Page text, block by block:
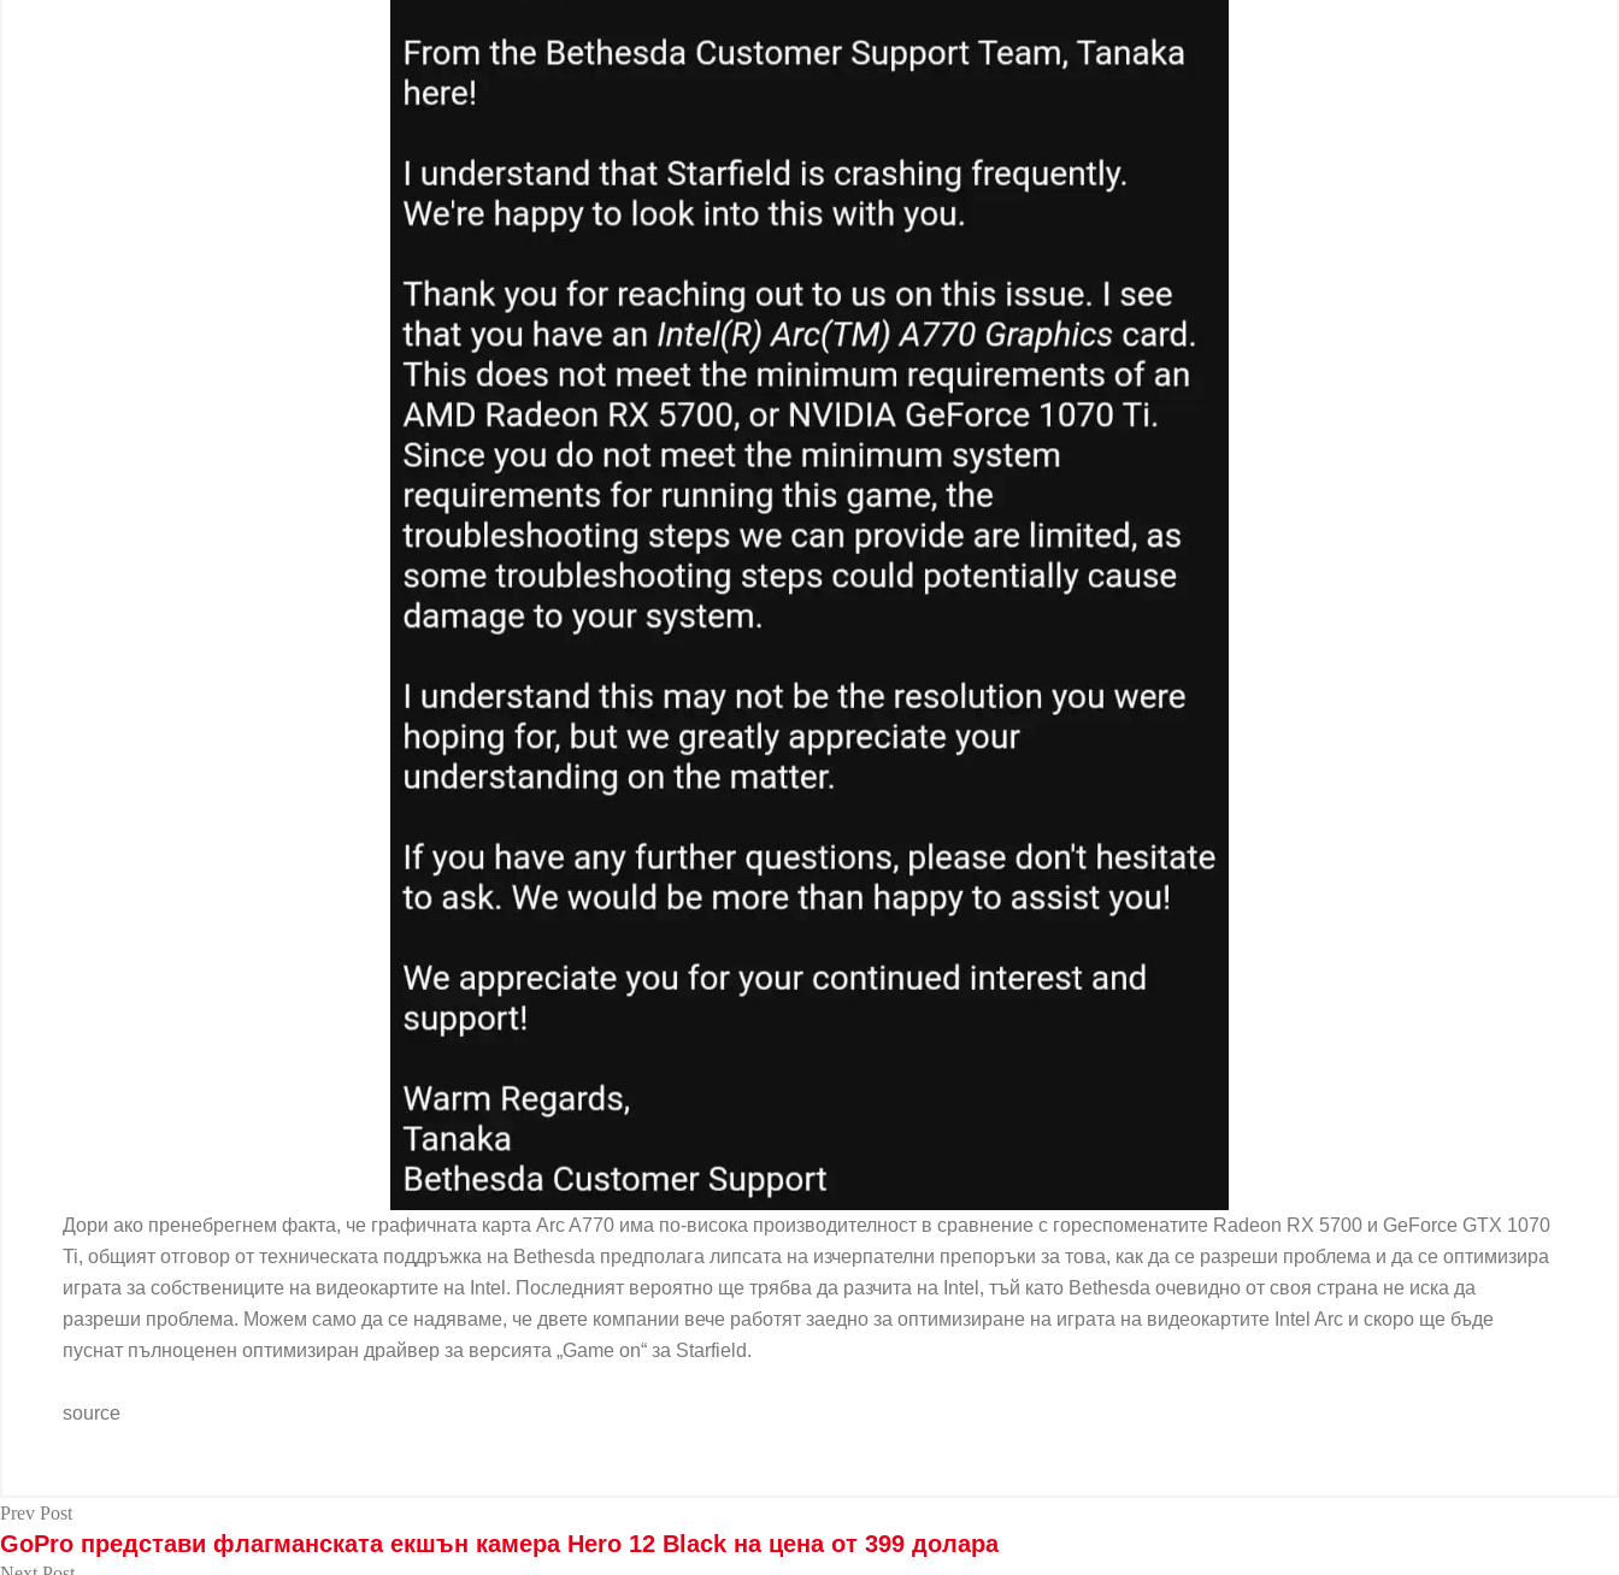
Дори ако пренебрегнем факта, че графичната карта Arc A770 има по-висока производителност в сравнение с гореспоменатите Radeon RX 5700 и GeForce GTX 1070
Ti, общият отговор от техническата поддръжка на Bethesda предполага липсата на изчерпателни препоръки за това, как да се разреши проблема и да се оптимизира
играта за собствениците на видеокартите на Intel. Последният вероятно ще трябва да разчита на Intel, тъй като Bethesda очевидно от своя страна не иска да
разреши проблема. Можем само да се надяваме, че двете компании вече работят заедно за оптимизиране на играта на видеокартите Intel Arc и скоро ще бъде
пуснат пълноценен оптимизиран драйвер за версията „Game on“ за Starfield.
source
Prev Post
GoPro представи флагманската екшън камера Hero 12 Black на цена от 399 долара